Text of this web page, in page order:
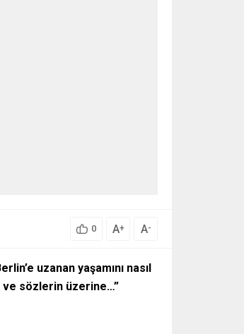
0 A+ A-
uzanan yaşamını nasıl
ve sözlerin üzerine…”